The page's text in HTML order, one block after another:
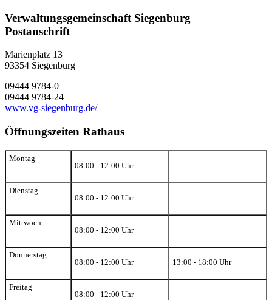
Verwaltungsgemeinschaft Siegenburg
Postanschrift
Marienplatz 13
93354 Siegenburg
09444 9784-0
09444 9784-24
www.vg-siegenburg.de/
Öffnungszeiten Rathaus
Montag
08:00 - 12:00 Uhr
Dienstag
08:00 - 12:00 Uhr
Mittwoch
08:00 - 12:00 Uhr
Donnerstag
08:00 - 12:00 Uhr
13:00 - 18:00 Uhr
Freitag
08:00 - 12:00 Uhr